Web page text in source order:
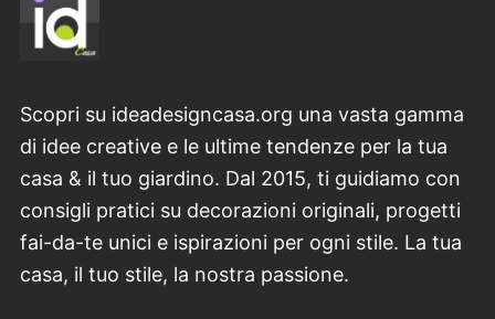
Scopri su ideadesigncasa.org una vasta gamma
di idee creative e le ultime tendenze per la tua
casa & il tuo giardino. Dal 2015, ti guidiamo con
consigli pratici su decorazioni originali, progetti
fai-da-te unici e ispirazioni per ogni stile. La tua
casa, il tuo stile, la nostra passione.